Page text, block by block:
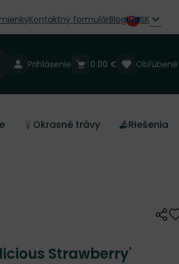
Kontaktný formulárBlog SK
Prihlásenie Obľúbené
0.00 €
Okrasné trávy
Riešenia
Strawberry'